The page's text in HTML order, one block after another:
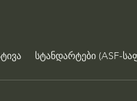
სტანდარტები (ASF-